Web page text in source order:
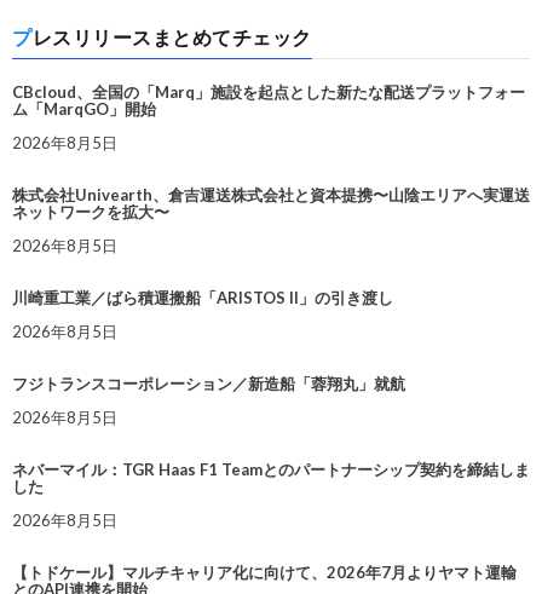
プレスリリースまとめてチェック
CBcloud、全国の「Marq」施設を起点とした新たな配送プラットフォー
ム「MarqGO」開始
2026年8月5日
株式会社Univearth、倉吉運送株式会社と資本提携〜山陰エリアへ実運送
ネットワークを拡大〜
2026年8月5日
川崎重工業／ばら積運搬船「ARISTOS II」の引き渡し
2026年8月5日
フジトランスコーポレーション／新造船「蓉翔丸」就航
2026年8月5日
ネバーマイル：TGR Haas F1 Teamとのパートナーシップ契約を締結しま
した
2026年8月5日
【トドケール】マルチキャリア化に向けて、2026年7月よりヤマト運輸
とのAPI連携を開始